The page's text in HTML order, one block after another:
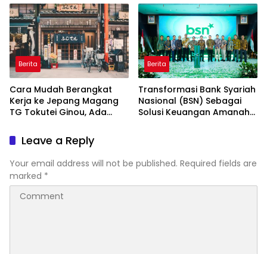
Profesional
Berita
Cara Mudah Berangkat
Kerja ke Jepang Magang
TG Tokutei Ginou, Ada
Berita
Transformasi Bank Syariah
Nasional (BSN) Sebagai
Solusi Keuangan Amanah
Leave a Reply
Your email address will not be published. Required fields are
marked *